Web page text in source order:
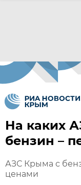
На каких
бензин –
АЗС Крыма с
ценами